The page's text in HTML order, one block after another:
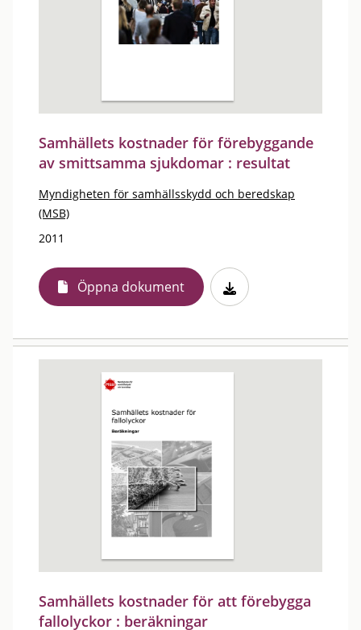
Samhällets kostnader för förebyggande
av smittsamma sjukdomar : resultat
Myndigheten för samhällsskydd och beredskap
(MSB)
2011
Öppna dokument
Samhällets kostnader för att förebygga
fallolyckor : beräkningar